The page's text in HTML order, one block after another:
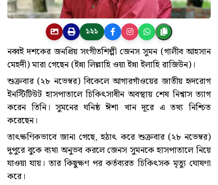
১২১
নব্বই দশকের জনপ্রিয় সংগীতশিল্পী জেনস সুমন (গালীব আহসান
মেহদী) মারা গেছেন (ইন্না লিল্লাহি ওয়া ইন্না ইলাহি রাজিউন)।
শুক্রবার (২৮ নভেম্বর) বিকেলে আগারগাঁওয়ের জাতীয় হৃদরোগ
ইনস্টিটিউট হাসপাতালে চিকিৎসাধীন অবস্থায় শেষ নিশ্বাস ত্যাগ
করেন তিনি। সুমনের ঘনিষ্ঠ ঈশা খান দূরে এ তথ্য নিশ্চিত
করেছেন।
তাৎক্ষণিকভাবে জানা গেছে, হঠাৎ করে শুক্রবার (২৮ নভেম্বর)
দুপুরে বুকে ব্যথা অনুভব করলে জেনস সুমনকে হাসপাতালে নিয়ে
যাওয়া যায়। তার কিছুক্ষণ পর কর্তব্যরত চিকিৎসক মৃত্যু ঘোষণা
করে।